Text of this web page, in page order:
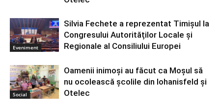
Eveniment
Silvia Fechete a reprezentat Timișul la
Congresului Autorităților Locale și
Regionale al Consiliului Europei
Social
Oamenii inimoși au făcut ca Moșul să
nu ocolească școlile din Iohanisfeld și
Otelec